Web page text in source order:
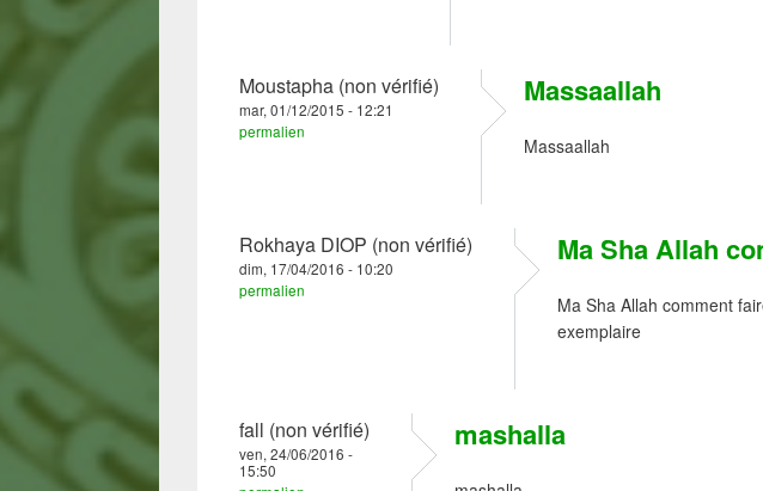
Moustapha (non vérifié)
mar, 01/12/2015 - 12:21
permalien
Massaallah
Massaallah
Rokhaya DIOP (non vérifié)
dim, 17/04/2016 - 10:20
permalien
Ma Sha Allah
Ma Sha Allah comment
exemplaire
fall (non vérifié)
ven, 24/06/2016 -
15:50
mashalla